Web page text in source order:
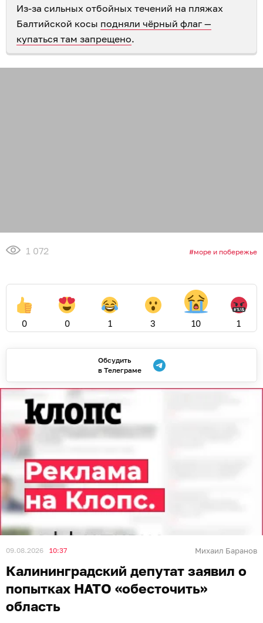
Из-за сильных отбойных течений на пляжах
Балтийской косы подняли чёрный флаг —
купаться там запрещено.
1 072 море и побережье
0 0 1 3 10 1
Обсудить
в Телеграме
09.08.2026 10:37 Михаил Баранов
Калининградский депутат заявил о
попытках НАТО «обесточить»
область